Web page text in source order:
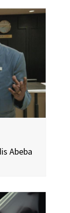
Abeba